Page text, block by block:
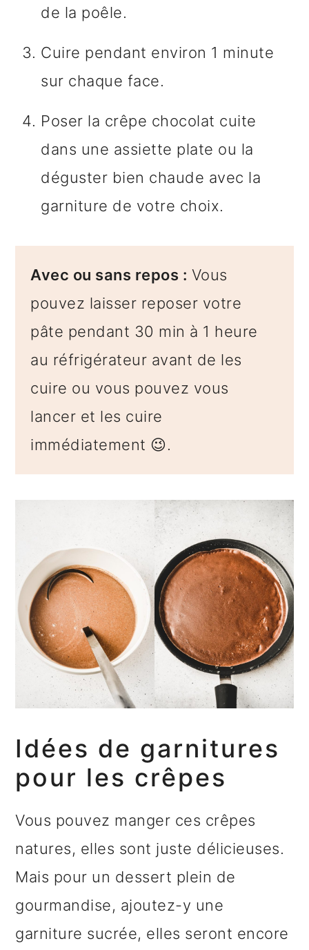
de la poêle.
Cuire pendant environ 1 minute
sur chaque face.
Poser la crêpe chocolat cuite
dans une assiette plate ou la
déguster bien chaude avec la
garniture de votre choix.
Avec ou sans repos : Vous
pouvez laisser reposer votre
pâte pendant 30 min à 1 heure
au réfrigérateur avant de les
cuire ou vous pouvez vous
lancer et les cuire
immédiatement 😉.
Idées de garnitures
pour les crêpes
Vous pouvez manger ces crêpes
natures, elles sont juste délicieuses.
Mais pour un dessert plein de
gourmandise, ajoutez-y une
garniture sucrée, elles seront encore